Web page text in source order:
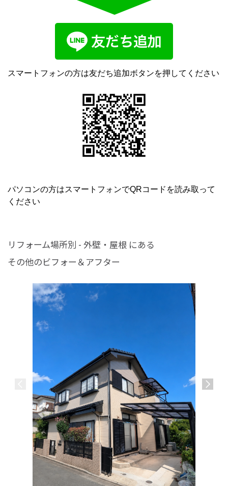
スマートフォンの方は友だち追加ボタンを押してください
パソコンの方はスマートフォンでQRコードを読み取って
ください
リフォーム場所別 - 外壁・屋根 にある
その他のビフォー＆アフター